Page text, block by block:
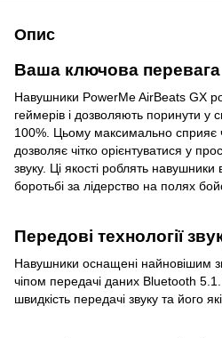
Опис
Ваша ключова перевага
Навушники PowerMe AirBeats GX
геймерів і дозволяють поринути у
100%. Цьому максимально сприяє
дозволяє чітко орієнтуватися у
звуку. Ці якості роблять
боротьбі за лідерство на полях
Передові технології
Навушники оснащені найновішим
чіпом передачі даних Bluetooth
швидкість передачі звуку та його